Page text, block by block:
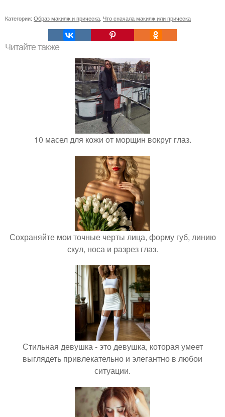
Категории: Образ макияж и прическа Что сначала макияж или прическа
Читайте также
10 масел для кожи от морщин вокруг глаз.
Сохраняйте мои точные черты лица, форму губ, линию
скул, носа и разрез глаз.
Стильная девушка - это девушка, которая умеет
выглядеть привлекательно и элегантно в любои
ситуации.